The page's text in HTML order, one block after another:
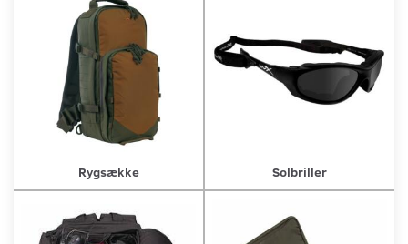
Rygsække Solbriller